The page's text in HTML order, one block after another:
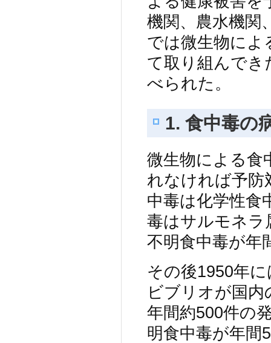
機関、農水機関
では微生物によ
て取り組んでき
べられた。
1. 食中毒の
微生物による食
れなければ予防
中毒は化学性食
毒はサルモネラ
不明食中毒が年
その後1950年
ビブリオが国
年間約500件の
明食中毒が年間